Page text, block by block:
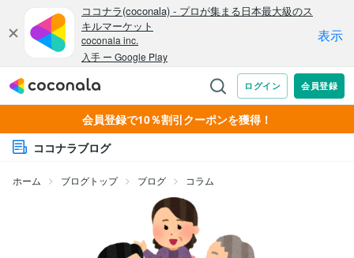
会員登録で10％割引クーポンを獲得！
ココナラブログ
ホーム ブログトップ ブログ コラム